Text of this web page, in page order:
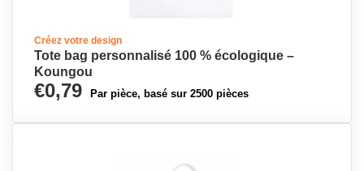
Créez votre design
Tote bag personnalisé 100 % écologique –
Koungou
€0,79 Par pièce, basé sur 2500 pièces